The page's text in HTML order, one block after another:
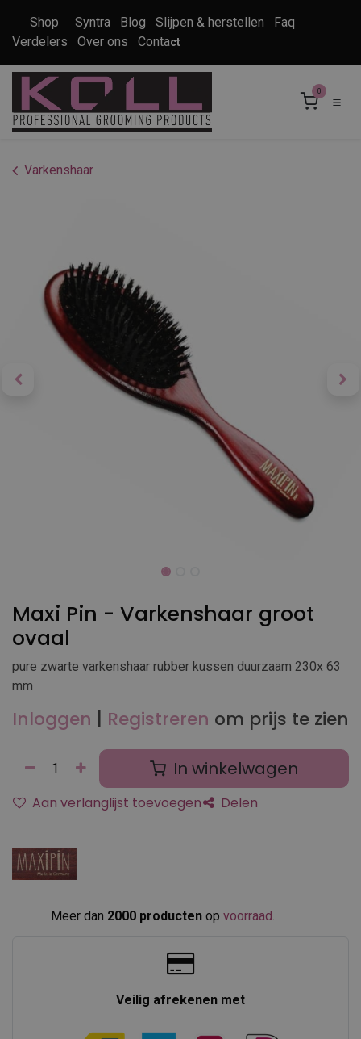
Shop Syntra Blog Slijpen & herstellen
Faq
Verdelers
Over ons Contact
0
Varkenshaar
Maxi Pin - Varkenshaar groot
ovaal
pure zwarte varkenshaar rubber kussen duurzaam 230x 63
mm
Inloggen | Registreren om prijs te zien
In winkelwagen
Aan verlanglijst toevoegen Delen
Meer dan 2000 producten op voorraad
Veilig afrekenen met